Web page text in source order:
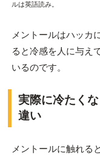
ルは英語読み。
メントールはハッカ
ると冷感を人に与え
いるのです。
実際に冷たく
違い
メントールに触れる